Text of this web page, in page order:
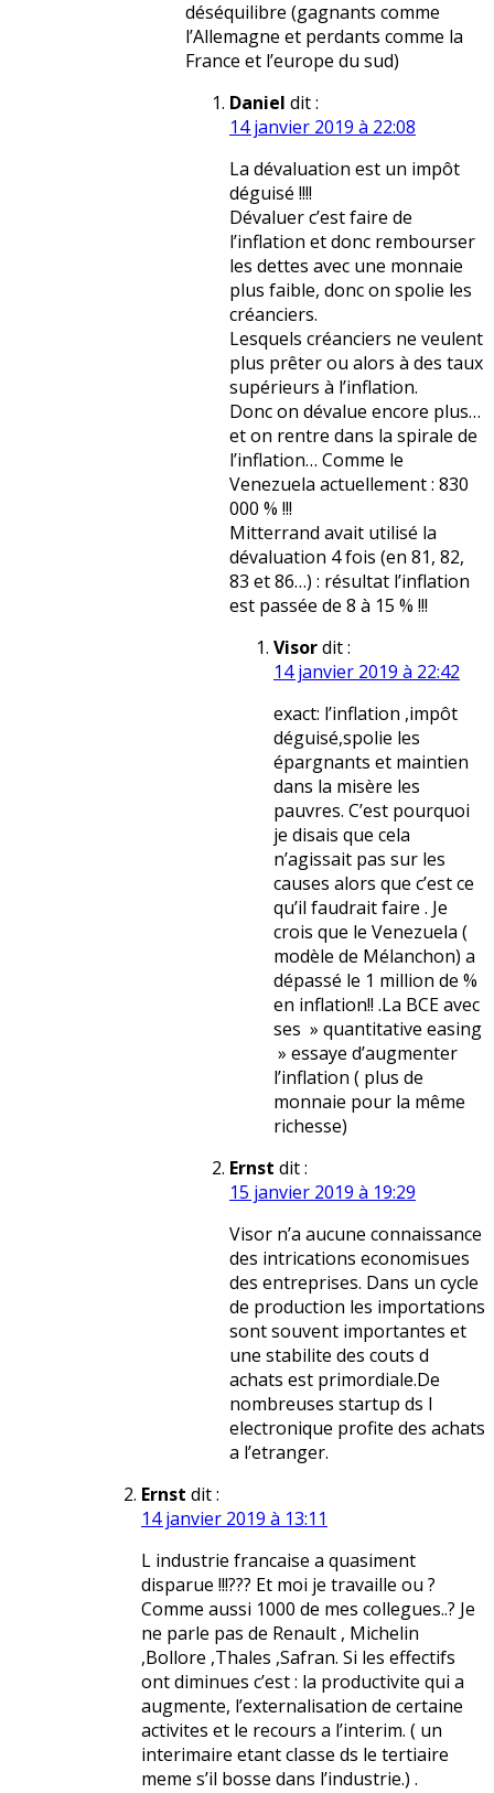
déséquilibre (gagnants comme
l’Allemagne et perdants comme la
France et l’europe du sud)
Daniel dit :
14 janvier 2019 à 22:08
La dévaluation est un impôt
déguisé !!!!
Dévaluer c’est faire de
l’inflation et donc rembourser
les dettes avec une monnaie
plus faible, donc on spolie les
créanciers.
Lesquels créanciers ne veulent
plus prêter ou alors à des taux
supérieurs à l’inflation.
Donc on dévalue encore plus…
et on rentre dans la spirale de
l’inflation… Comme le
Venezuela actuellement : 830
000 % !!!
Mitterrand avait utilisé la
dévaluation 4 fois (en 81, 82,
83 et 86…) : résultat l’inflation
est passée de 8 à 15 % !!!
Visordit :
14 janvier 2019 à 22:42
exact: l’inflation ,impôt
déguisé,spolie les
épargnants et maintien
dans la misère les
pauvres. C’est pourquoi
je disais que cela
n’agissait pas sur les
causes alors que c’est ce
qu’il faudrait faire . Je
crois que le Venezuela (
modèle de Mélanchon) a
dépassé le 1 million de %
en inflation!! .La BCE avec
ses » quantitative easing
» essaye d’augmenter
l’inflation ( plus de
monnaie pour la même
richesse)
Ernst dit :
15 janvier 2019 à 19:29
Visor n’a aucune connaissance
des intrications economisues
des entreprises. Dans un cycle
de production les importations
sont souvent importantes et
une stabilite des couts d
achats est primordiale.De
nombreuses startup ds l
electronique profite des achats
a l’etranger.
Ernst dit :
14 janvier 2019 à 13:11
L industrie francaise a quasiment
disparue !!!??? Et moi je travaille ou ?
Comme aussi 1000 de mes collegues..? Je
ne parle pas de Renault , Michelin
,Bollore ,Thales ,Safran. Si les effectifs
ont diminues c’est : la productivite qui a
augmente, l’externalisation de certaine
activites et le recours a l’interim. ( un
interimaire etant classe ds le tertiaire
meme s’il bosse dans l’industrie.) .